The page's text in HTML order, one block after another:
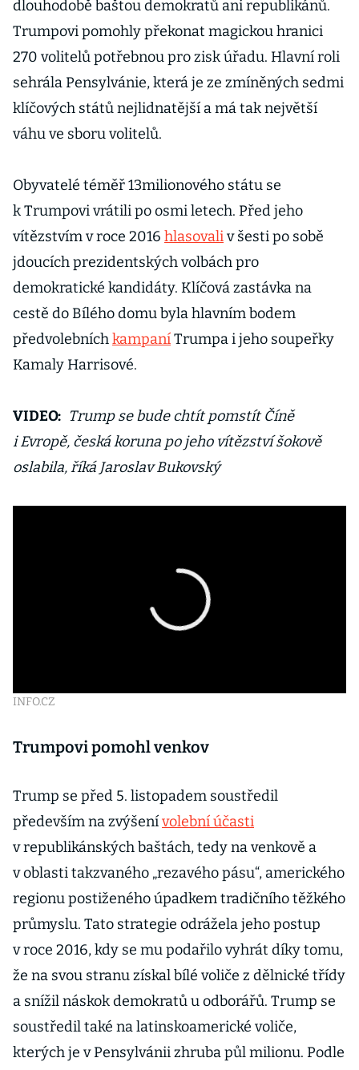
dlouhodobě baštou demokratů ani republikánů.
Trumpovi pomohly překonat magickou hranici
270 volitelů potřebnou pro zisk úřadu. Hlavní roli
sehrála Pensylvánie, která je ze zmíněných sedmi
klíčových států nejlidnatější a má tak největší
váhu ve sboru volitelů.
Obyvatelé téměř 13milionového státu se
k Trumpovi vrátili po osmi letech. Před jeho
vítězstvím v roce 2016 hlasovaliv šesti po sobě
jdoucích prezidentských volbách pro
demokratické kandidáty. Klíčová zastávka na
cestě do Bílého domu byla hlavním bodem
předvolebníchkampaníTrumpa i jeho soupeřky
Kamaly Harrisové.
VIDEO: Trump se bude chtít pomstít Číně
i Evropě, česká koruna po jeho vítězství šokově
oslabila, říká Jaroslav Bukovský
INFO.CZ
Trumpovi pomohl venkov
Trump se před 5. listopadem soustředil
především na zvýšenívolební účasti
v republikánských baštách, tedy na venkově a
v oblasti takzvaného „rezavého pásu“, amerického
regionu postiženého úpadkem tradičního těžkého
průmyslu. Tato strategie odrážela jeho postup
v roce 2016, kdy se mu podařilo vyhrát díky tomu,
že na svou stranu získal bílé voliče z dělnické třídy
a snížil náskok demokratů u odborářů. Trump se
soustředil také na latinskoamerické voliče,
kterých je v Pensylvánii zhruba půl milionu. Podle